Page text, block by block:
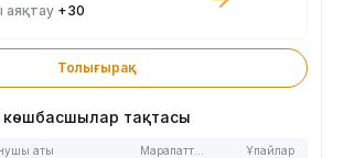
аяқтау +30
Толығырақ
көшбасшылар тақтасы
аты Ұпайлар